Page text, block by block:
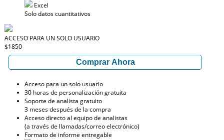
Excel
Solo datos cuantitativos
ACCESO PARA UN SOLO USUARIO
$1850
Comprar Ahora
Acceso para un solo usuario
30 horas de personalización gratuita
Soporte de analista gratuito
3 meses después de la compra
Acceso directo al equipo de analistas
(a través de llamadas/correo electrónico)
Formato de informe entregable